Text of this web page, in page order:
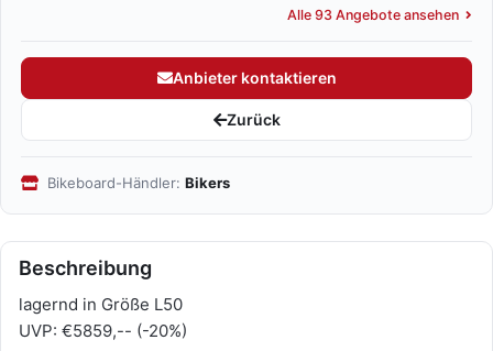
Alle 93 Angebote ansehen
Anbieter kontaktieren
Zurück
Bikeboard-Händler: Bikers
Beschreibung
lagernd in Größe L50
UVP: €5859,-- (-20%)